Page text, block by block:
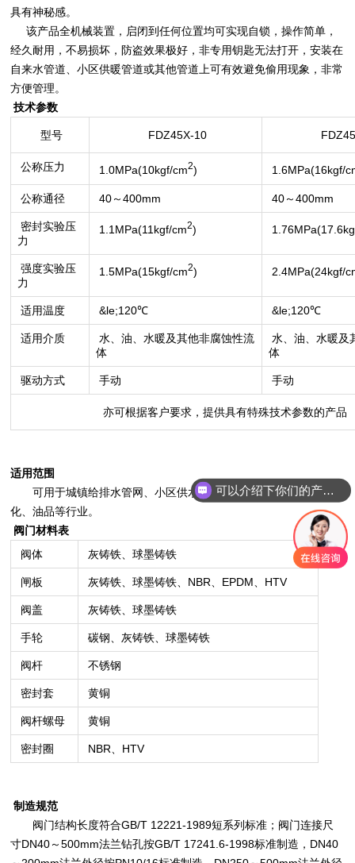
具有神秘感。
该产品全机械装置，启闭到任何位置均可实现自锁，操作简单，
经久耐用，不易损坏，防盗效果极好，非专用钥匙无法打开，安装在
自来水管道、小区供暖管道或其他管道上可有效避免偷用现象，非常
方便管理。
技术参数
型号 FDZ45X-10
公称压力 1.0MPa(10kgf/cm2) 1.6MPa(16kgf/
公称通径 40～400mm 40～400mm
密封实验压
力
1.1MPa(11kgf/cm2)
强度实验压
力
1.5MPa(15kgf/cm2) 2.4MPa(24kgf/
适用温度 &le;120℃ &le;120℃
适用介质
水、油、水暖及其他非腐蚀性流
体
水、油、水暖及
体
驱动方式 手动 手动
亦可根据客户要求，提供具有特殊技术参数的产品
适用范围
可用于城镇给排水管网、小区供水管理、小区供暖管理、园林绿
化、油品等行业。
阀门材料表
阀体
灰铸铁、球墨铸铁
闸板 灰铸铁、球墨铸铁、NBR、EPDM、HTV
阀盖 灰铸铁、球墨铸铁
手轮 碳钢、灰铸铁、球墨铸铁
阀杆 不锈钢
密封套 黄铜
阀杆螺母 黄铜
密封圈 NBR、HTV
制造规范
阀门结构长度符合GB/T 12221-1989短系列标准；阀门连接尺
寸DN40～500mm法兰钻孔按GB/T 17241.6-1998标准制造，DN40
可以介绍下你们的产品么？